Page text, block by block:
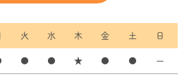
火 水 木 金 土 日
● ● ★ ● ● ー